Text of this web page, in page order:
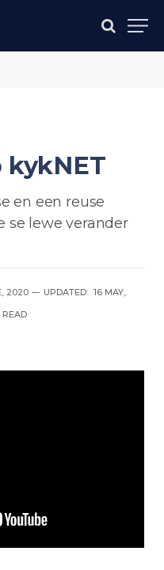
kykNET
en een reuse
se lewe verander
2020 UPDATED: 16 MAY,
READ